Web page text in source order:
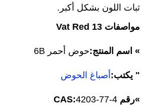
ثبات اللون بشكل أكبر.
مواصفات Vat Red 13
» اسم المنتج:حوض أحمر 6B
" يكتب: أصباغ الحوض
»رقم CAS: 4203-77-4